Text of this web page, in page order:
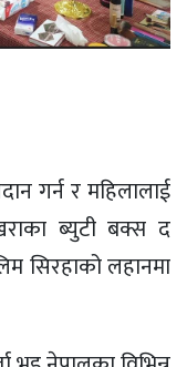
गर्न र महिलालाई
ब्युटी बक्स द
सिरहाको लहानमा